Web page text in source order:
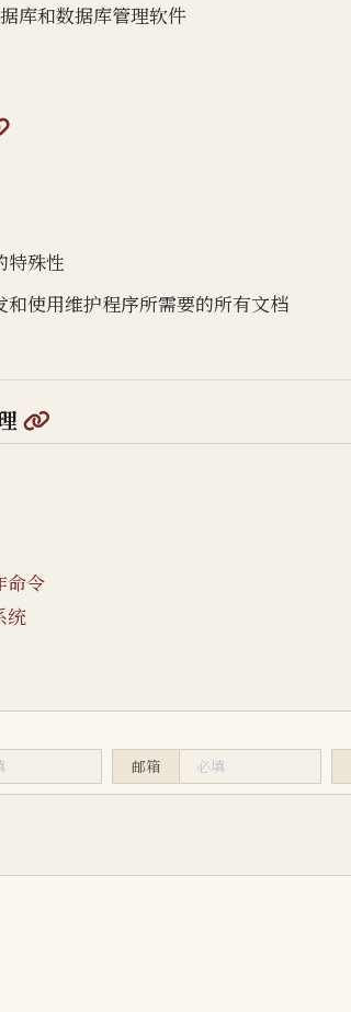
库和数据库管理软件
@
特殊性
和使用维护程序所需要的所有文档
@
命令
统
邮箱